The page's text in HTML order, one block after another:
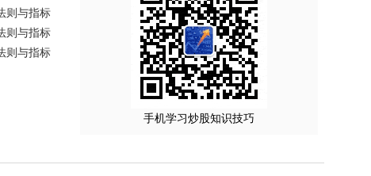
则与指标
则与指标
则与指标
手机学习炒股知识技巧